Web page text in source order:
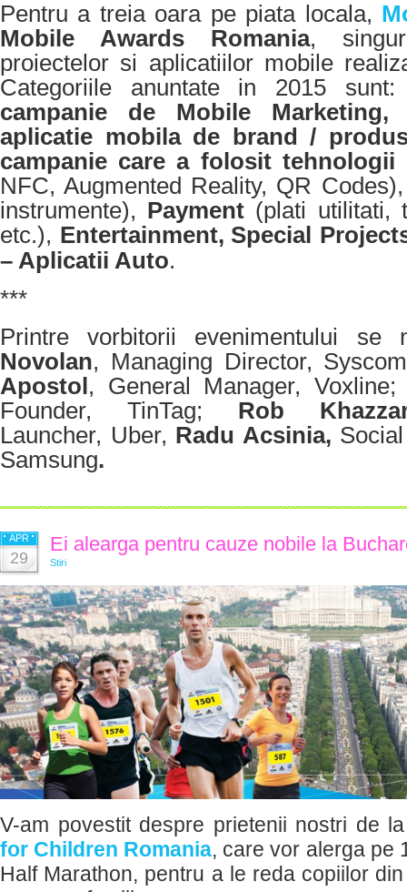
Pentru a treia oara pe piata locala,
Mobile Awards Romania,
proiectelor si aplicatiilor mobile
Categoriile anuntate in 2015
campanie de Mobile
aplicatie mobila de brand /
campanie care a folosit tehnologii
NFC, Augmented Reality, QR
instrumente), Payment (plati utilitati,
etc.), Entertainment, Special
– Aplicatii Auto.
***
Printre vorbitorii evenimentului
Novolan, Managing Director,
Apostol , General Manager,
Founder, TinTag; Rob
Launcher, Uber, Radu Acsinia,
Samsung.
APR
29
Ei alearga pentru cauze nobile la
Stiri
V-am povestit despre prietenii nostri de
for Children Romania, care vor alerga pe
Half Marathon, pentru a le reda copiilor